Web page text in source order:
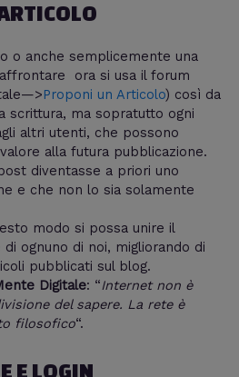
o anche semplicemente una
ora si usa il forum
Proponi un Articolo) così da
scrittura, ma sopratutto ogni
altri utenti, che possono
alla futura pubblicazione.
diventasse a priori uno
e che non lo sia solamente
modo si possa unire il
di ognuno di noi, migliorando di
pubblicati sul blog.
Digitale: “Internet non è
del sapere. La rete è
filosofico“.
E LOGIN